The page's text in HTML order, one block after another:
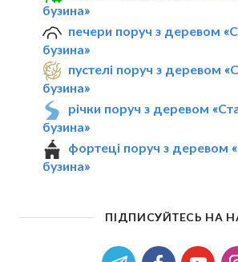
бузина»
печери поруч з деревом
бузина»
пустелі поруч з деревом
бузина»
річки поруч з деревом
бузина»
фортеці поруч з деревом
бузина»
ПІДПИСУЙТЕСЬ НА